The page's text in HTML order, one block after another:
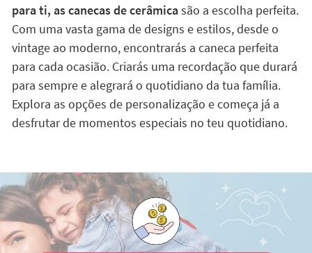
para ti, as canecas de cerâmicasão a escolha perfeita.
Com uma vasta gama de designs e estilos, desde o
vintage ao moderno, encontrarás a caneca perfeita
para cada ocasião. Criarás uma recordação que durará
para sempre e alegrará o quotidiano da tua família.
Explora as opções de personalização e começa já a
desfrutar de momentos especiais no teu quotidiano.